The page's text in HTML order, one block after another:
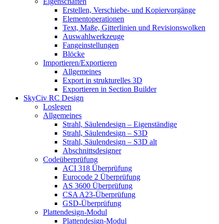
Erstellen, Verschiebe- und Kopiervorgänge
Elementoperationen
Text, Maße, Gitterlinien und Revisionswolken
Auswahlwerkzeuge
Fangeinstellungen
Blöcke
Importieren/Exportieren
Allgemeines
Export in strukturelles 3D
Exportieren in Section Builder
SkyCiv RC Design
Loslegen
Allgemeines
Strahl, Säulendesign – Eigenständige
Strahl, Säulendesign – S3D
Strahl, Säulendesign – S3D alt
Abschnittsdesigner
Codeüberprüfung
ACI 318 Überprüfung
Eurocode 2 Überprüfung
AS 3600 Überprüfung
CSA A23-Überprüfung
GSD-Überprüfung
Plattendesign-Modul
Plattendesign-Modul